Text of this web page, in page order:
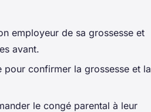
employeur de sa grossesse et
avant.
confirmer la grossesse et la
le congé parental à leur